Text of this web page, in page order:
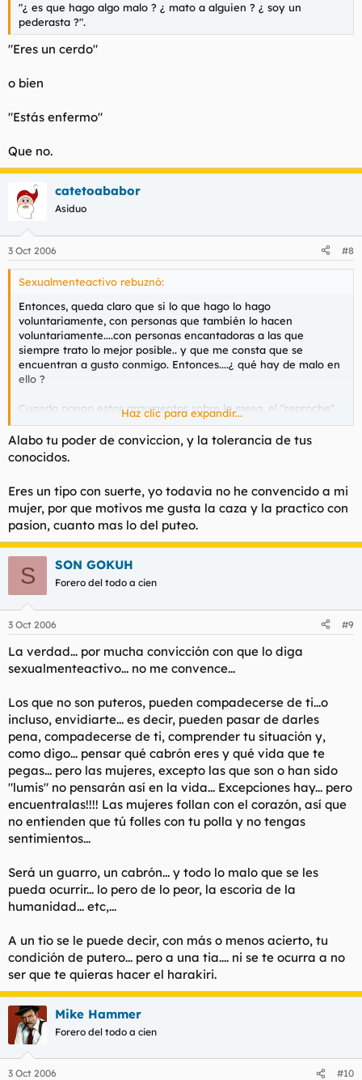
"¿ es que hago algo malo ? ¿ mato a alguien ? ¿ soy un
pederasta ?".
"Eres un cerdo"
o bien
"Estás enfermo"
Que no.
catetoababor
Asiduo
3 Oct 2006 #8
Sexualmenteactivo rebuznó:
Entonces, queda claro que si lo que hago lo hago
voluntariamente, con personas que también lo hacen
voluntariamente....con personas encantadoras a las que
siempre trato lo mejor posible.. y que me consta que se
encuentran a gusto conmigo. Entonces....¿ qué hay de malo en
ello ?
Cuando pongo estos argumentos sobre la mesa, el "reproche"
baja..y tan solo te dan la recomendación habitual: "ve con
cuidado".
Haz clic para expandir...
Alabo tu poder de conviccion, y la tolerancia de tus
conocidos.
Eres un tipo con suerte, yo todavia no he convencido a mi
mujer, por que motivos me gusta la caza y la practico con
pasion, cuanto mas lo del puteo.
S SON GOKUH
Forero del todo a cien
3 Oct 2006 #9
La verdad... por mucha convicción con que lo diga
sexualmenteactivo... no me convence...
Los que no son puteros, pueden compadecerse de ti...o
incluso, envidiarte... es decir, pueden pasar de darles
pena, compadecerse de ti, comprender tu situación y,
como digo... pensar qué cabrón eres y qué vida que te
pegas... pero las mujeres, excepto las que son o han sido
"lumis" no pensarán así en la vida... Excepciones hay... pero
encuentralas!!!! Las mujeres follan con el corazón, así que
no entienden que tú folles con tu polla y no tengas
sentimientos...
Será un guarro, un cabrón... y todo lo malo que se les
pueda ocurrir... lo pero de lo peor, la escoria de la
humanidad... etc,...
A un tio se le puede decir, con más o menos acierto, tu
condición de putero... pero a una tia.... ni se te ocurra a no
ser que te quieras hacer el harakiri.
Mike Hammer
Forero del todo a cien
3 Oct 2006 #10